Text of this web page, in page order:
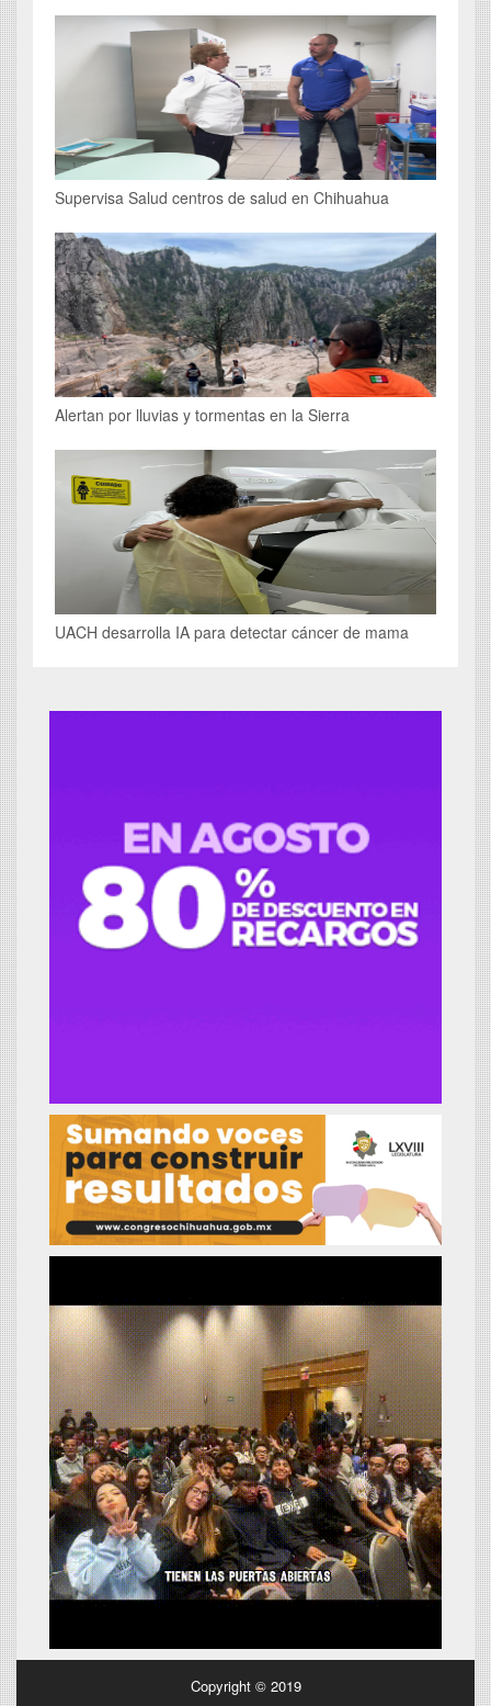
Supervisa Salud centros de salud en Chihuahua
Alertan por lluvias y tormentas en la Sierra
UACH desarrolla IA para detectar cáncer de mama
Copyright © 2019